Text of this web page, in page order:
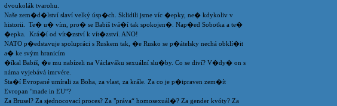
dvoukolák tvarohu.
Naše zem�d�lství slaví velký úsp�ch. Sklidili jsme víc �epky, ne� kdykoliv v
historii. Te� u� vím, pro� se Babiš tvá�í tak spokojen�. Nap�ed Sobotka a te�
�epka. Krá�í od vít�zství k vít�zství. ANO!
NATO p�edstavuje spolupráci s Ruskem tak, �e Rusko se p�átelsky nechá obklí�it
a� ke svým hranicím
�íkal Babiš, �e mu nabízeli na Václaváku sexuální slu�by. Co se diví? V�dy� on s
náma vyjebává imrvére.
Sta�í Evropané umírali za Boha, za vlast, za krále. Za co je p�ipraven zem�ít
Evropan "made in EU“?
Za Brusel? Za sjednocovací proces? Za "práva“ homosexuál�? Za gender kvóty? Za